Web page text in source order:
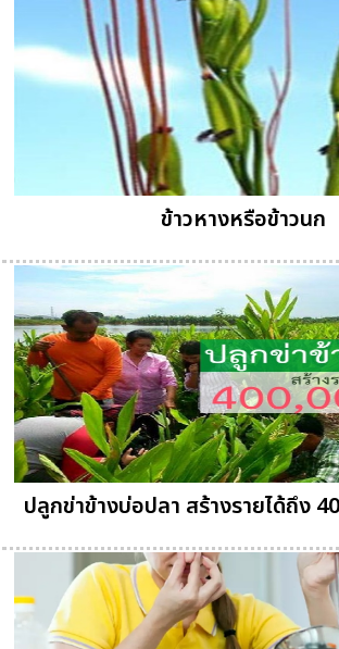
ข้าวหางหรือข้าวนก
ปลูกข่าข้างบ่อปลา สร้างรายได้ถึง